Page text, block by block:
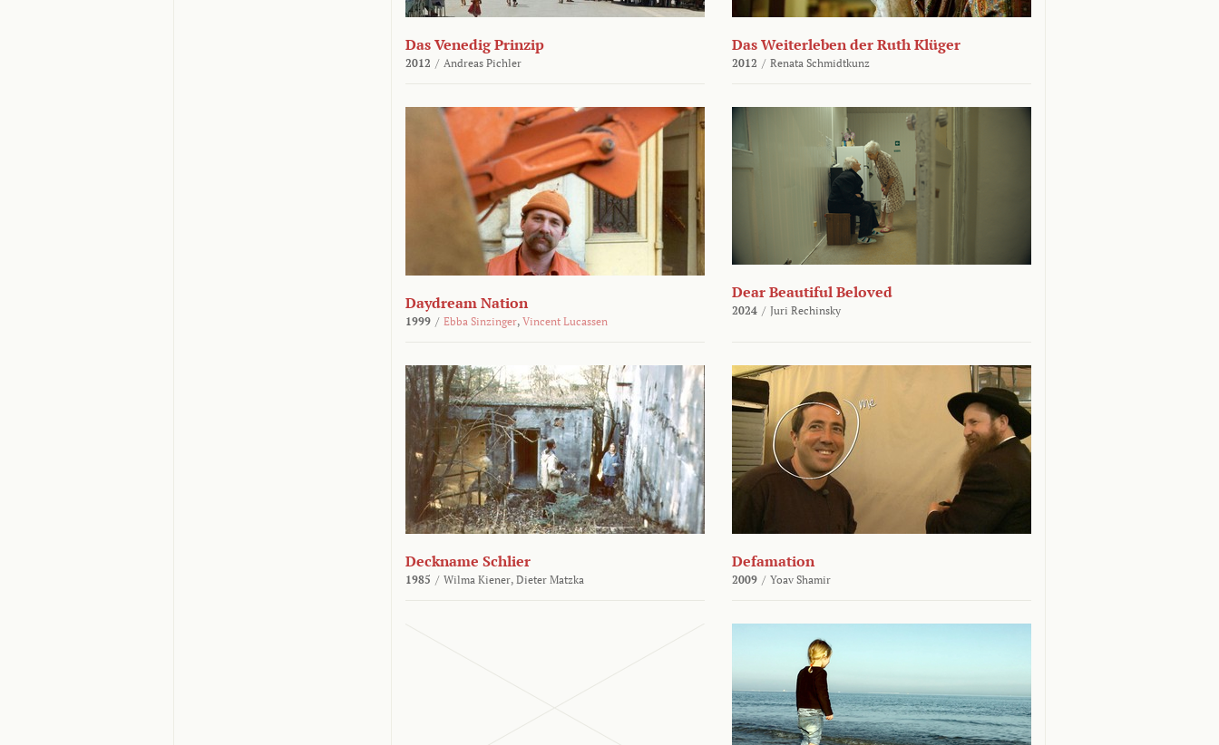
Das Venedig Prinzip
2012 / Andreas Pichler
Das Weiterleben der Ruth Klüger
2012 / Renata Schmidtkunz
Daydream Nation
1999 / Ebba Sinzinger, Vincent Lucassen
Dear Beautiful Beloved
2024 / Juri Rechinsky
Deckname Schlier
1985 / Wilma Kiener, Dieter Matzka
Defamation
2009 / Yoav Shamir